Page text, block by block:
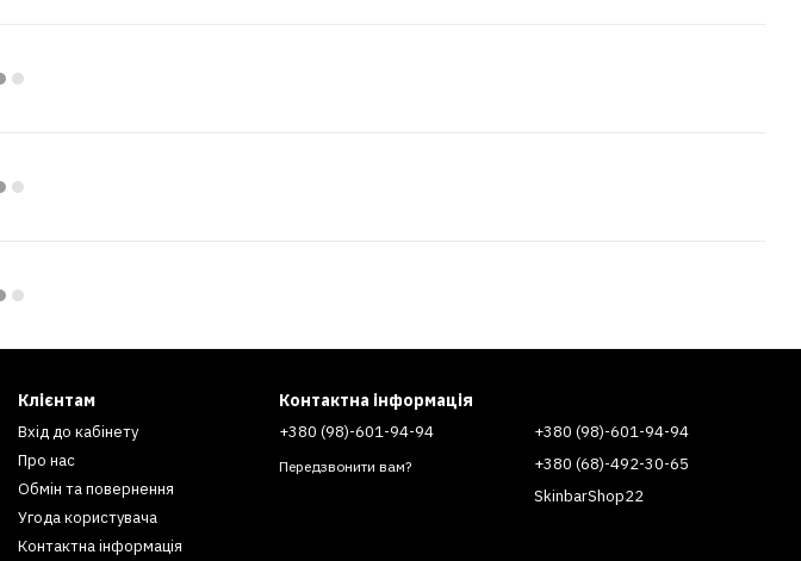
Клієнтам
Вхід до кабінету
Про нас
Обмін та повернення
Угода користувача
Контактна інформація
Контактна інформація
+380 (98)-601-94-94
Передзвонити вам?
+380 (98)-601-94-94
+380 (68)-492-30-65
SkinbarShop22